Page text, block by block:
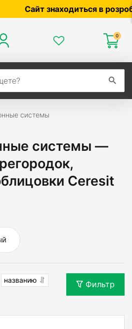
Сайт знаходиться в розробці
0
системы
системы —
Ceresit
названию
Фильтр